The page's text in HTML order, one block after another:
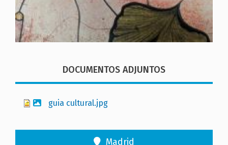
DOCUMENTOS ADJUNTOS
guia cultural.jpg
Madrid